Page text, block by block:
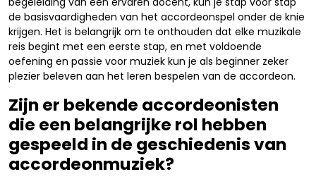
de basisvaardigheden van het accordeonspel onder de knie
krijgen. Het is belangrijk om te onthouden dat elke muzikale
reis begint met een eerste stap, en met voldoende
oefening en passie voor muziek kun je als beginner zeker
plezier beleven aan het leren bespelen van de accordeon.
Zijn er bekende accordeonisten
die een belangrijke rol hebben
gespeeld in de geschiedenis van
accordeonmuziek?